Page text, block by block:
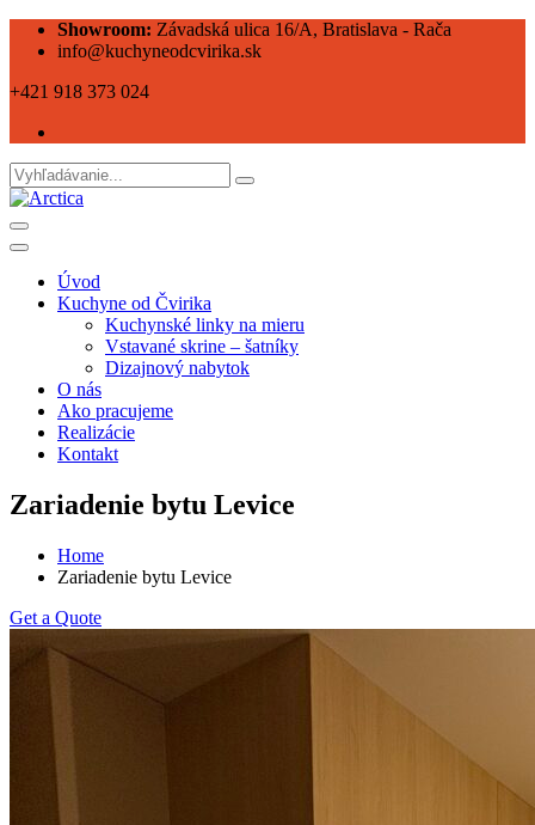
Showroom: Závadská ulica 16/A, Bratislava - Rača
info@kuchyneodcvirika.sk
+421 918 373 024
Úvod
Kuchyne od Čvirika
Kuchynské linky na mieru
Vstavané skrine – šatníky
Dizajnový nabytok
O nás
Ako pracujeme
Realizácie
Kontakt
Zariadenie bytu Levice
Home
Zariadenie bytu Levice
Get a Quote